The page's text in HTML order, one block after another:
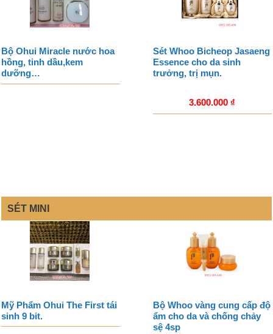
Bộ Ohui Miracle nước hoa
hồng, tinh dầu,kem
dưỡng…
Sét Whoo Bicheop Jasaeng
Essence cho da sinh
trưởng, trị mụn.
3.600.000 ₫
SÉT MINI
Mỹ Phẩm Ohui The First tái
sinh 9 bit.
Bộ Whoo vàng cung cấp độ
ẩm cho da và chống chảy
sệ 4sp